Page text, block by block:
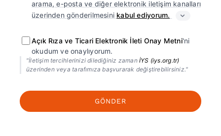
arama, e-posta ve diğer elektronik iletişim kanalları
üzerinden gönderilmesini kabul ediyorum.
Açık Rıza ve Ticari Elektronik İleti Onay Metni'ni
okudum ve onaylıyorum.
"İletişim tercihlerinizi dilediğiniz zaman İYS (iys.org.tr)
üzerinden veya tarafımıza başvurarak değiştirebilirsiniz."
GÖNDER